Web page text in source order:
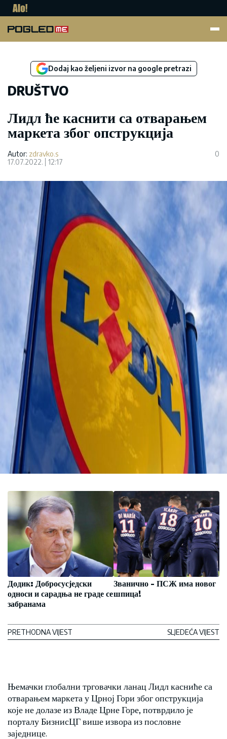
Dodaj kao željeni izvor na google pretrazi
DRUŠTVO
Лидл ће каснити са отварањем
маркета због опструкција
Autor: zdravko.s
17.07.2022.
12:17
0
Додик: Добросусједски
односи и сарадња не граде се
забранама
PRETHODNA VIJEST
Званично - ПСЖ има новог
шпица!
SLJEDEĆA VIJEST
Њемачки глобални трговачки ланац Лидл касниће са
отварањем маркета у Црној Гори због опструкција
које не долазе из Владе Црне Горе, потврдило је
порталу БизнисЦГ више извора из пословне
заједнице.